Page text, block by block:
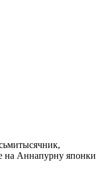
на Аннапурну японки